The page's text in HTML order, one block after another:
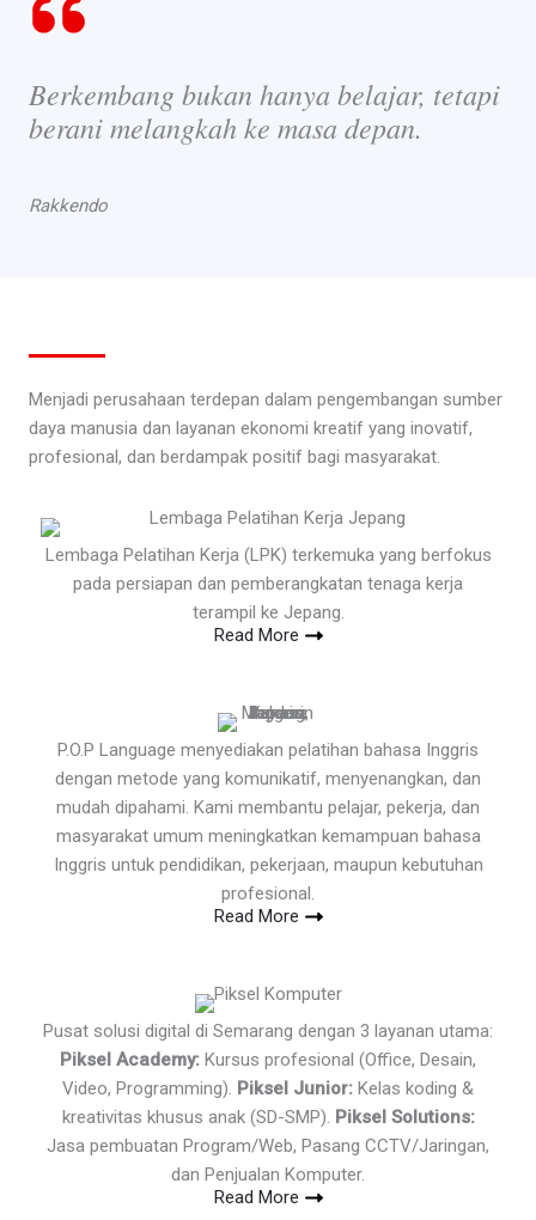
Berkembang bukan hanya belajar, tetapi
berani melangkah ke masa depan.
Rakkendo
Menjadi perusahaan terdepan dalam pengembangan sumber
daya manusia dan layanan ekonomi kreatif yang inovatif,
profesional, dan berdampak positif bagi masyarakat.
Lembaga Pelatihan Kerja (LPK) terkemuka yang berfokus
pada persiapan dan pemberangkatan tenaga kerja
terampil ke Jepang.
Read More
P.O.P Language menyediakan pelatihan bahasa Inggris
dengan metode yang komunikatif, menyenangkan, dan
mudah dipahami. Kami membantu pelajar, pekerja, dan
masyarakat umum meningkatkan kemampuan bahasa
Inggris untuk pendidikan, pekerjaan, maupun kebutuhan
profesional.
Read More
Pusat solusi digital di Semarang dengan 3 layanan utama:
Piksel Academy: Kursus profesional (Office, Desain,
Video, Programming). Piksel Junior: Kelas koding &
kreativitas khusus anak (SD-SMP). Piksel Solutions:
Jasa pembuatan Program/Web, Pasang CCTV/Jaringan,
dan Penjualan Komputer.
Read More